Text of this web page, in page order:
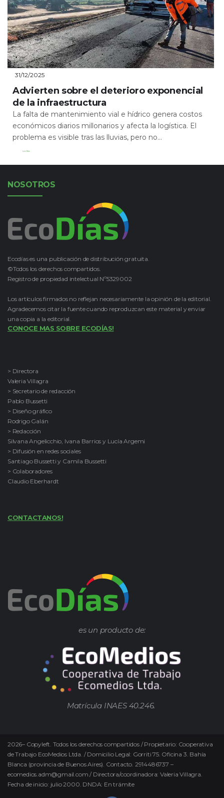
31/12/2025
Advierten sobre el deterioro exponencial
de la infraestructura
La falta de mantenimiento vial e hídrico genera costos
económicos diarios millonarios y afecta la logística. El
problema es visible tras las lluvias, pero no...
Leer Más
NOSOTROS
Ecodías es una publicación de distribución gratuita.
©Todos los derechos compartidos.
Registro de propiedad intelectual Nº5329002
Los artículos firmados no reflejan necesariamente la opinión de la editorial.
Agradecemos citar la fuente cuando reproduzcan este material y enviar
una copia a la editorial.
CONOCE MAS SOBRE ECODÍAS!
> Directora
Valeria Villagra
> Secretario de redacción
Pablo Bussetti
> Diseño gráfico
Rodrigo Galán
> Redacción
Silvana Angelicchio, Ivana Barrios y Lucía Argemi
> Difusión en redes sociales
Santiago Bussetti y Camila Bussetti
> Colaboradores
Claudio Eberhardt
CONTACTANOS!
es un producto de:
Matrícula INAES 40.246.
2026– Copyleft. Todos los derechos compartidos / Propietario: Cooperativa
de Trabajo EcoMedios Ltda. / Domicilio Legal: Gorriti 75. Oficina 3. Bahía
Blanca (provincia de Buenos Aires). Contacto. 2914486737 –
ecomedios.adm@gmail.com / Directora/coordinadora: Valeria Villagra.
Fecha de inicio: julio 2000. DNDA: En trámite